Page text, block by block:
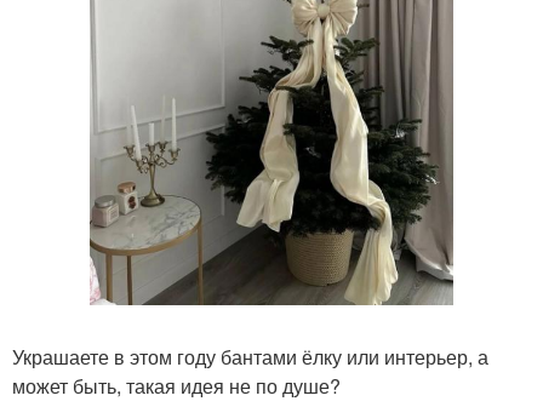
Украшаете в этом году бантами ёлку или интерьер, а
может быть, такая идея не по душе?